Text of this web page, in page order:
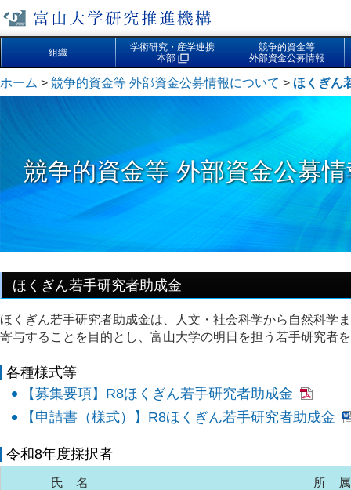
組織
学術研究・産学連携
本部
競争的資金等
外部資金公募情報
ホーム > 競争的資金等 外部資金公募情報について > ほくぎん
競争的資金等 外部資金公募
ほくぎん若手研究者助成金
ほくぎん若手研究者助成金は、人文・社会科学から自然科学
寄与することを目的とし、富山大学の明日を担う若手研究者
各種様式等
【募集要項】R8ほくぎん若手研究者助成金
【申請書（様式）】R8ほくぎん若手研究者助成金
令和8年度採択者
氏 名 所 属